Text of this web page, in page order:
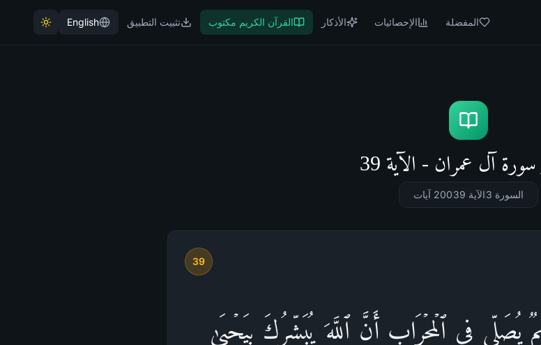
المفضلة الإحصائيات الأذكار القرآن الكريم مكتوب تثبيت التطبيق English
آل عمران - الآية 39
السورة 3 الآية 39 200 آيات
39
یُصَلِّی فِی ٱلۡمِحۡرَابِ أَنَّ ٱللَّهَ یُبَشِّرُكَ بِیَحۡیَىٰ